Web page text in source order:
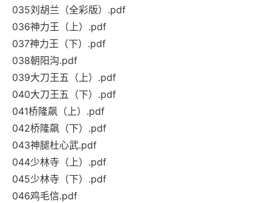
035刘胡兰（全彩版）.pdf
036神力王（上）.pdf
037神力王（下）.pdf
038朝阳沟.pdf
039大刀王五（上）.pdf
040大刀王五（下）.pdf
041桥隆飙（上）.pdf
042桥隆飙（下）.pdf
043神腿杜心武.pdf
044少林寺（上）.pdf
045少林寺（下）.pdf
046鸡毛信.pdf